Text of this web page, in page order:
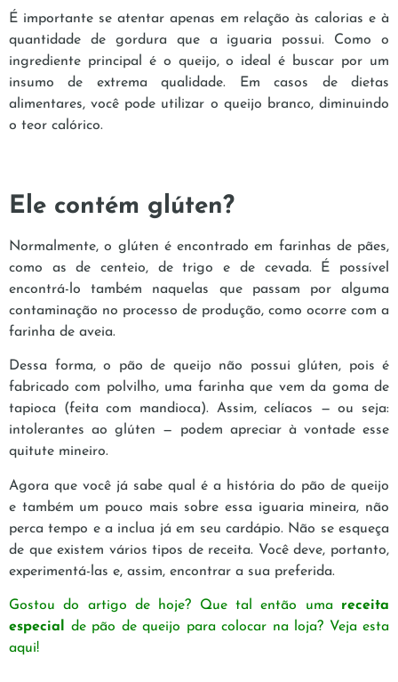
É importante se atentar apenas em relação às calorias e à
quantidade de gordura que a iguaria possui. Como o
ingrediente principal é o queijo, o ideal é buscar por um
insumo de extrema qualidade. Em casos de dietas
alimentares, você pode utilizar o queijo branco, diminuindo
o teor calórico.
Ele contém glúten?
Normalmente, o glúten é encontrado em farinhas de pães,
como as de centeio, de trigo e de cevada. É possível
encontrá-lo também naquelas que passam por alguma
contaminação no processo de produção, como ocorre com a
farinha de aveia.
Dessa forma, o pão de queijo não possui glúten, pois é
fabricado com polvilho, uma farinha que vem da goma de
tapioca (feita com mandioca). Assim, celíacos — ou seja:
intolerantes ao glúten — podem apreciar à vontade esse
quitute mineiro.
Agora que você já sabe qual é a história do pão de queijo
e também um pouco mais sobre essa iguaria mineira, não
perca tempo e a inclua já em seu cardápio. Não se esqueça
de que existem vários tipos de receita. Você deve, portanto,
experimentá-las e, assim, encontrar a sua preferida.
Gostou do artigo de hoje? Que tal então uma receita
especial
de pão de queijo para colocar na loja? Veja esta
aqui!